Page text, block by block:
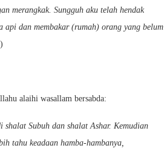
merangkak. Sungguh aku telah hendak
api dan membakar (rumah) orang yang belum
alaihi wasallam bersabda:
Subuh dan shalat Ashar. Kemudian
tahu keadaan hamba-hambanya,